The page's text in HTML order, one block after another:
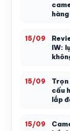
15/09
IW:
15/09
Trọn
cấu
lắp
15/09